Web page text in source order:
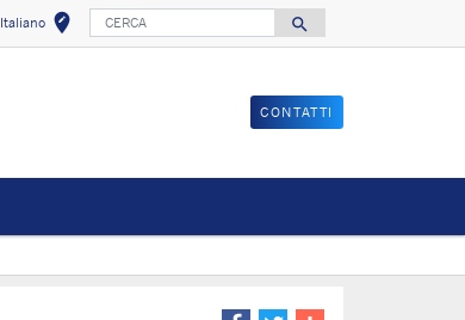
Italiano edit_locationSeleziona la tua
CERCA
search
Search
CONTATTI